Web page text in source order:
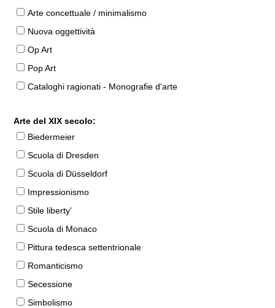
Arte concettuale / minimalismo
Nuova oggettività
Op Art
Pop Art
Cataloghi ragionati - Monografie d'arte
Arte del XIX secolo:
Biedermeier
Scuola di Dresden
Scuola di Düsseldorf
Impressionismo
Stile liberty'
Scuola di Monaco
Pittura tedesca settentrionale
Romanticismo
Secessione
Simbolismo